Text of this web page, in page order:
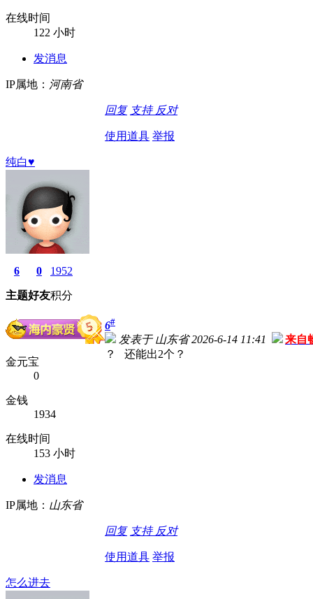
在线时间
122 小时
发消息
IP属地： 河南省
回复 支持 反对
使用道具 举报
纯白♥
6
主题
0
好友
1952
积分
金元宝
0
金钱
1934
在线时间
153 小时
发消息
IP属地： 山东省
6#
发表于 山东省 2026-6-14 11:41
来自
？ 还能出2个？
回复 支持 反对
使用道具 举报
怎么进去